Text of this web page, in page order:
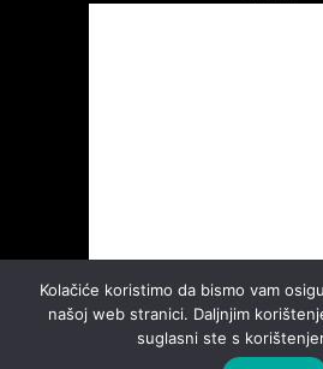
Kolačiće koristimo da bismo vam
našoj web stranici. Daljnjim
suglasni ste s